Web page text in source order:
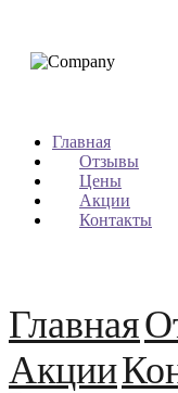
Главная
Отзывы
Цены
Акции
Контакты
Главная
Акции